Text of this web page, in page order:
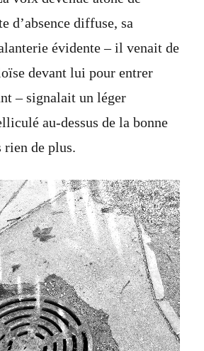
d’absence diffuse, sa
évidente – il venait de
devant lui pour entrer
– signalait un léger
au-dessus de la bonne
rien de plus.